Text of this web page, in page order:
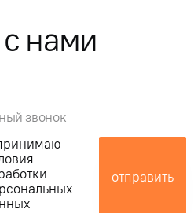
нами
звонок
отправить